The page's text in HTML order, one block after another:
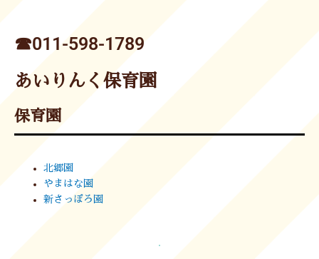
☎︎011-598-1789
あいりんく保育園
保育園
北郷園
やまはな園
新さっぽろ園